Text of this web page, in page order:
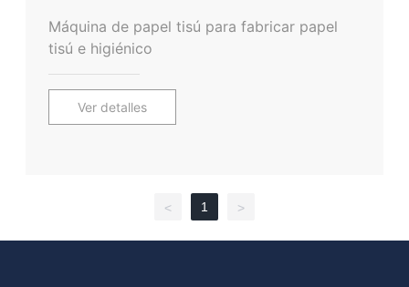
Máquina de papel tisú para fabricar papel
tisú e higiénico
Ver detalles
< 1 >